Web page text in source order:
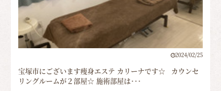
2024/02/25
宝塚市にございます痩身エステ カリーナです☆ カウンセ
リングルームが２部屋☆ 施術部屋は･･･